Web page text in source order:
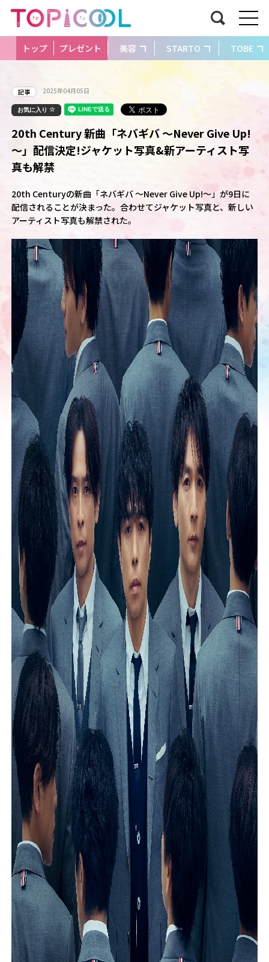
トップ プレゼント 美容 STARTO TOBE
記事 2025年04月05日
お気に入り
20th Century 新曲「ネバギバ ～Never Give Up!
～」配信決定!ジャケット写真&新アーティスト写
真も解禁
20th Centuryの新曲「ネバギバ ～Never Give Up!～」が9日に
配信されることが決まった。合わせてジャケット写真と、新しい
アーティスト写真も解禁された。